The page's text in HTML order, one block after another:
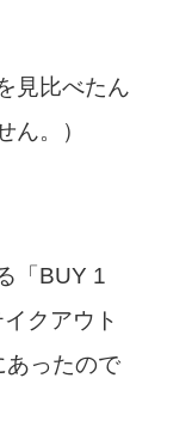
見比べたん
。）
「BUY 1
クアウト
あったので